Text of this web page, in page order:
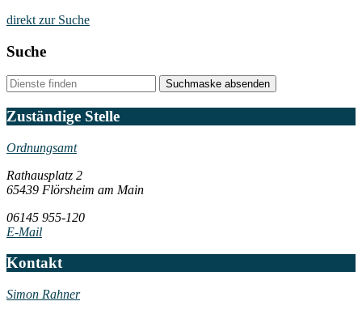
direkt zur Suche
Suche
Suchmaske absenden
Zuständige Stelle
Ordnungsamt
Rathausplatz 2
65439 Flörsheim am Main
06145 955-120
E-Mail
Kontakt
Simon Rahner